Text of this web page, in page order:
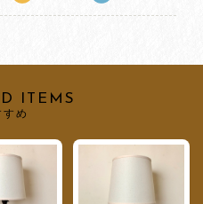
ITEMS
すめ